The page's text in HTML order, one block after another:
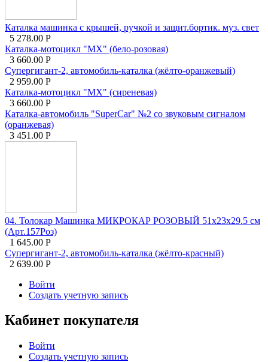
Каталка машинка с крышей, ручкой и защит.бортик. муз. свет
5 278.00 Р
Каталка-мотоцикл "МХ" (бело-розовая)
3 660.00 Р
Супергигант-2, автомобиль-каталка (жёлто-оранжевый)
2 959.00 Р
Каталка-мотоцикл "МХ" (сиреневая)
3 660.00 Р
Каталка-автомобиль "SuperCar" №2 со звуковым сигналом
(оранжевая)
3 451.00 Р
04. Толокар Машинка МИКРОКАР РОЗОВЫЙ 51х23х29.5 см
(Арт.157Роз)
1 645.00 Р
Супергигант-2, автомобиль-каталка (жёлто-красный)
2 639.00 Р
Войти
Создать учетную запись
Кабинет покупателя
Войти
Создать учетную запись